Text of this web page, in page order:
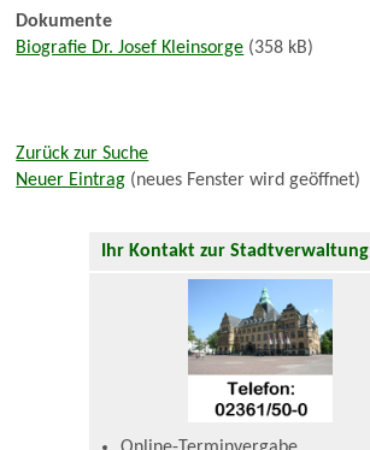
Dokumente
Biografie Dr. Josef Kleinsorge (358 kB)
Zurück zur Suche
Neuer Eintrag (neues Fenster wird geöffnet)
Ihr Kontakt zur Stadtverwaltung